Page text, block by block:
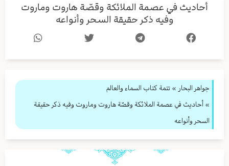
أحاديث في عصمة الملائكة وقصّة هاروت وماروت
وفيه ذكر حقيقة السحر وأنواعه
جواهر البحار » تتمة كتاب السماء والعالم
» أحاديث في عصمة الملائكة وقصّة هاروت وماروت وفيه ذكر حقيقة
السحر وأنواعه